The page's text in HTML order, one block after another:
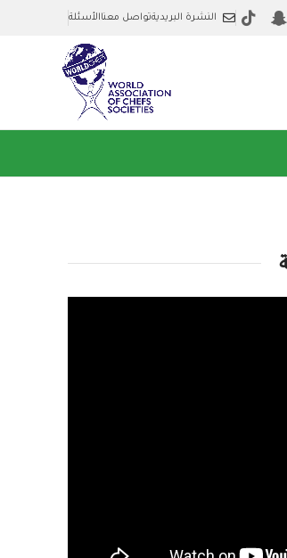
النشرة البريديةتواصل معناالأسئلة